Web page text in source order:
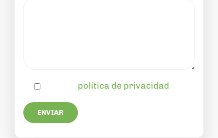
política de privacidad